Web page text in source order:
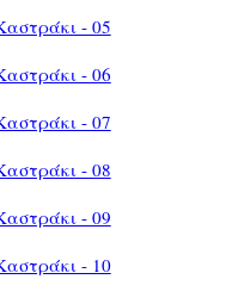
- 05
- 06
- 07
- 08
- 09
- 10